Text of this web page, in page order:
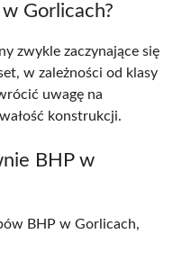
Gorlicach?
zwykle zaczynające się
w zależności od klasy
uwagę na
konstrukcji.
BHP w
BHP w Gorlicach,